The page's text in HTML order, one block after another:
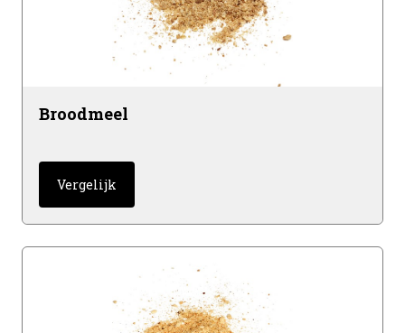
Broodmeel
Vergelijk